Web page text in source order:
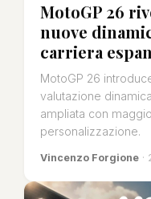
MotoGP 26
nuove
carriera
MotoGP 26
valutazione
ampliata con
personalizzazione.
Vincenzo Forgione ·